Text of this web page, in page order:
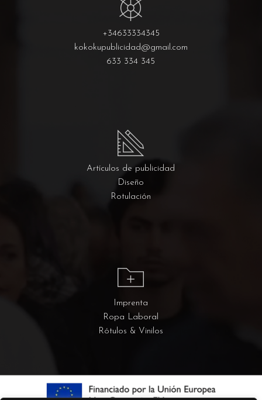
+34633334345
kokokupublicidad@gmail.com
633 334 345
Artículos de publicidad
Diseño
Rotulación
Imprenta
Ropa Laboral
Rótulos & Vinilos